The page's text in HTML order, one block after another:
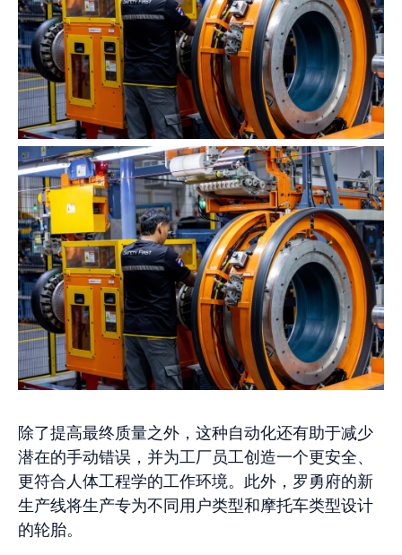
除了提高最终质量之外，这种自动化还有助于减少
潜在的手动错误，并为工厂员工创造一个更安全、
更符合人体工程学的工作环境。此外，罗勇府的新
生产线将生产专为不同用户类型和摩托车类型设计
的轮胎。